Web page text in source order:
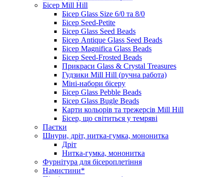
Бісер Mill Hill
Бісер Glass Size 6/0 та 8/0
Бісер Seed-Petite
Бісер Glass Seed Beads
Бісер Antique Glass Seed Beads
Бісер Magnifica Glass Beads
Бісер Seed-Frosted Beads
Прикраси Glass & Crystal Treasures
Гудзики Mill Hill (ручна работа)
Міні-набори бісеру
Бісер Glass Pebble Beads
Бісер Glass Bugle Beads
Карти кольорів та трежерсів Mill Hill
Бісер, що світиться у темряві
Паєтки
Шнури, дріт, нитка-гумка, мононитка
Дріт
Нитка-гумка, мононитка
Фурнітура для бісероплетіння
Намистини*